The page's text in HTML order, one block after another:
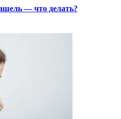
— что делать?